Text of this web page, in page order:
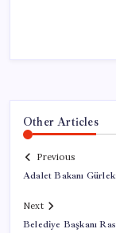
Other Articles
Previous
Adalet Bakanı
Next
Belediye Başkanı